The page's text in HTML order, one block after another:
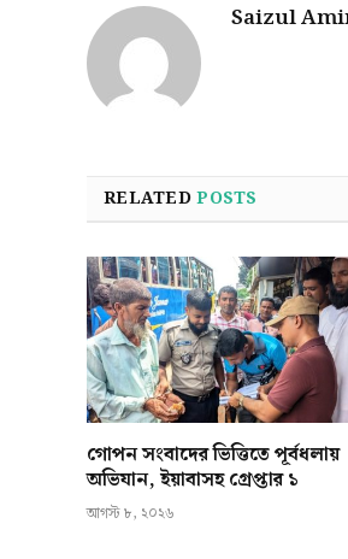
Saizul
RELATEDPOSTS
গোপন সংবাদের ভিত্তিতে পূর্বধলায়
অভিযান, ইয়াবাসহ গ্রেপ্তার ১
আগস্ট ৮, ২০২৬